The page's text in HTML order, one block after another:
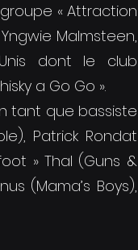
« Attraction
Malmsteen,
dont le club
a Go Go ».
tant que bassiste
Patrick Rondat
» Thal (Guns &
(Mama’s Boys),